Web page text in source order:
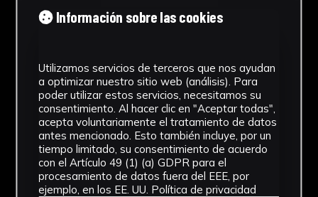
Tipología
Cronología
SF
Materiales
Vidrio
Ubicación
Información sobre las cookies
Utilizamos servicios de terceros que nos ayudan
a optimizar nuestro sitio web (análisis). Para
poder utilizar estos servicios, necesitamos su
consentimiento. Al hacer clic en "Aceptar todas",
acepta voluntariamente el tratamiento de datos
antes mencionado. Esto también incluye, por un
tiempo limitado, su consentimiento de acuerdo
con el Artículo 49 (1) (a) GDPR para el
procesamiento de datos fuera del EEE, por
ejemplo, en los EE. UU. Política de privacidad